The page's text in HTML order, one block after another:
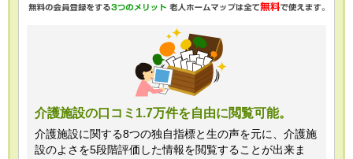
最適なご回答ができない場合がありま
・当ホームページではご利用状況の統計
調査のためクッキー等を用いております
が、これによる個人情報の取得、利用は
行っておりません。
介護施設の口コミ1.7万件を自由に閲覧可能。
介護施設に関する8つの独自指標と生の声を元に、介護施
設のよさを5段階評価した情報を閲覧することが出来ま